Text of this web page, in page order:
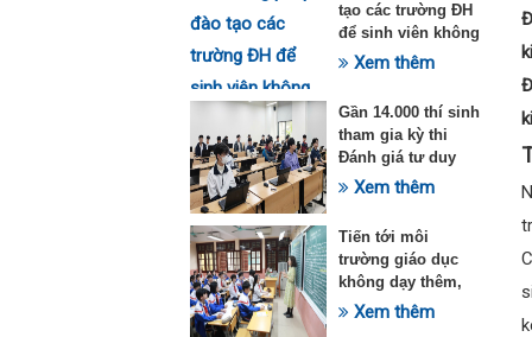
tạo các trường ĐH
để sinh viên không
quá tải với ngành
Xem thêm
Gần 14.000 thí sinh
tham gia kỳ thi
Đánh giá tư duy
đợt 1 năm 2025
Xem thêm
Tiến tới môi
trường giáo dục
không dạy thêm,
học thêm
Xem thêm